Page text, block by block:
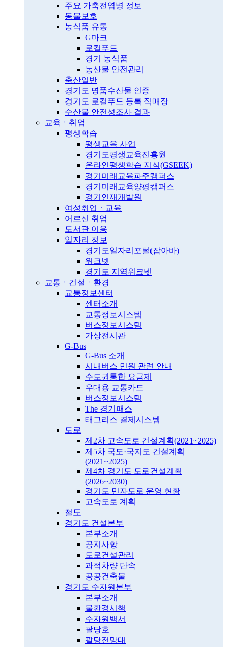
주요 가축전염병 정보
동물보호
농식품 유통
G마크
로컬푸드
경기 농식품
농산물 안전관리
축산일반
경기도 명품수산물 인증
경기도 로컬푸드 등록 직매장
수산물 안전성조사 결과
교육ㆍ취업
평생학습
평생교육 사업
경기도평생교육진흥원
온라인평생학습 지식(GSEEK)
경기미래교육파주캠퍼스
경기미래교육양평캠퍼스
경기인재개발원
여성취업ㆍ교육
어르신 취업
도서관 이용
일자리 정보
경기도일자리포털(잡아바)
워크넷
경기도 지역워크넷
교통ㆍ건설ㆍ환경
교통정보센터
센터소개
교통정보시스템
버스정보시스템
가상전시관
G-Bus
G-Bus 소개
시내버스 민원 관련 안내
수도권통합 요금제
우대용 교통카드
버스정보시스템
The 경기패스
태그리스 결제시스템
도로
제2차 고속도로 건설계획(2021~2025)
제5차 국도·국지도 건설계획
(2021~2025)
제4차 경기도 도로건설계획
(2026~2030)
경기도 민자도로 운영 현황
고속도로 계획
철도
경기도 건설본부
본부소개
공지사항
도로건설관리
과적차량 단속
공공건축물
경기도 수자원본부
본부소개
물환경시책
수자원백서
팔당호
팔당전망대